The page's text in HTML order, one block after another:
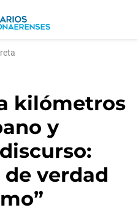
kilómetros
y
verdad